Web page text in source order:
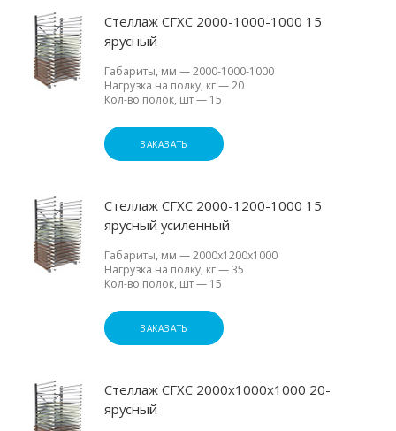
Стеллаж СГХС 2000-1000-1000 15
ярусный
Габариты, мм —2000-1000-1000
Нагрузка на полку, кг—20
Кол-во полок, шт— 15
ЗАКАЗАТЬ
Стеллаж СГХС 2000-1200-1000 15
ярусный усиленный
Габариты, мм —2000х1200х1000
Нагрузка на полку, кг—35
Кол-во полок, шт— 15
ЗАКАЗАТЬ
Стеллаж СГХС 2000х1000х1000 20-
ярусный